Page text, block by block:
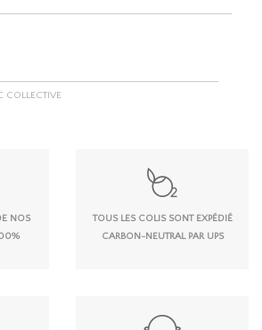
COLLECTIVE
NOS
TOUS LES COLIS SONT EXPÉDIÉ
CARBON-NEUTRAL PAR UPS